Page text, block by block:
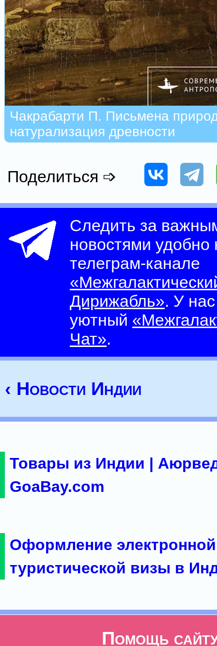
Чакрабарти П. Письмена
натурализация древности
Поделиться ➩
Следить за
новостями
телеграм-канале
Дирижабль». У
уютный
Чат».
‹ Новости Индии
Товары из Индии |
GoaBay.com
Оформление электронной
туристической визы в
Помощь